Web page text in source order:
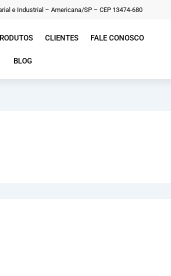
e Industrial – Americana/SP – CEP 13474-680
CLIENTES FALE CONOSCO
BLOG